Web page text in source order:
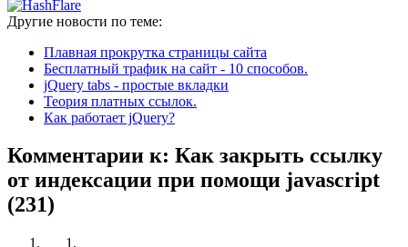
Другие новости по теме:
Плавная прокрутка страницы сайта
Бесплатный трафик на сайт - 10 способов.
jQuery tabs - простые вкладки
Теория платных ссылок.
Как работает jQuery?
Комментарии к: Как закрыть ссылку
от индексации при помощи javascript
(231)